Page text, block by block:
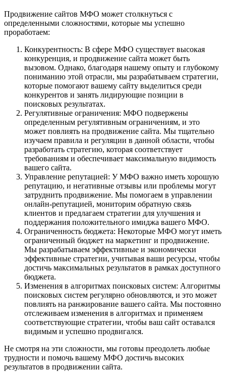
Продвижение сайтов МФО может столкнуться с
определенными сложностями, которые мы успешно
проработаем:
Конкурентность: В сфере МФО существует высокая
конкуренция, и продвижение сайта может быть
вызовом. Однако, благодаря нашему опыту и глубокому
пониманию этой отрасли, мы разрабатываем стратегии,
которые помогают вашему сайту выделиться среди
конкурентов и занять лидирующие позиции в
поисковых результатах.
Регулятивные ограничения: МФО подвержены
определенным регулятивным ограничениям, и это
может повлиять на продвижение сайта. Мы тщательно
изучаем правила и регуляции в данной области, чтобы
разработать стратегию, которая соответствует
требованиям и обеспечивает максимальную видимость
вашего сайта.
Управление репутацией: У МФО важно иметь хорошую
репутацию, и негативные отзывы или проблемы могут
затруднить продвижение. Мы помогаем в управлении
онлайн-репутацией, мониторим обратную связь
клиентов и предлагаем стратегии для улучшения и
поддержания положительного имиджа вашего МФО.
Ограниченность бюджета: Некоторые МФО могут иметь
ограниченный бюджет на маркетинг и продвижение.
Мы разрабатываем эффективные и экономически
эффективные стратегии, учитывая ваши ресурсы, чтобы
достичь максимальных результатов в рамках доступного
бюджета.
Изменения в алгоритмах поисковых систем: Алгоритмы
поисковых систем регулярно обновляются, и это может
повлиять на ранжирование вашего сайта. Мы постоянно
отслеживаем изменения в алгоритмах и применяем
соответствующие стратегии, чтобы ваш сайт оставался
видимым и успешно продвигался.
Не смотря на эти сложности, мы готовы преодолеть любые
трудности и помочь вашему МФО достичь высоких
результатов в продвижении сайта.